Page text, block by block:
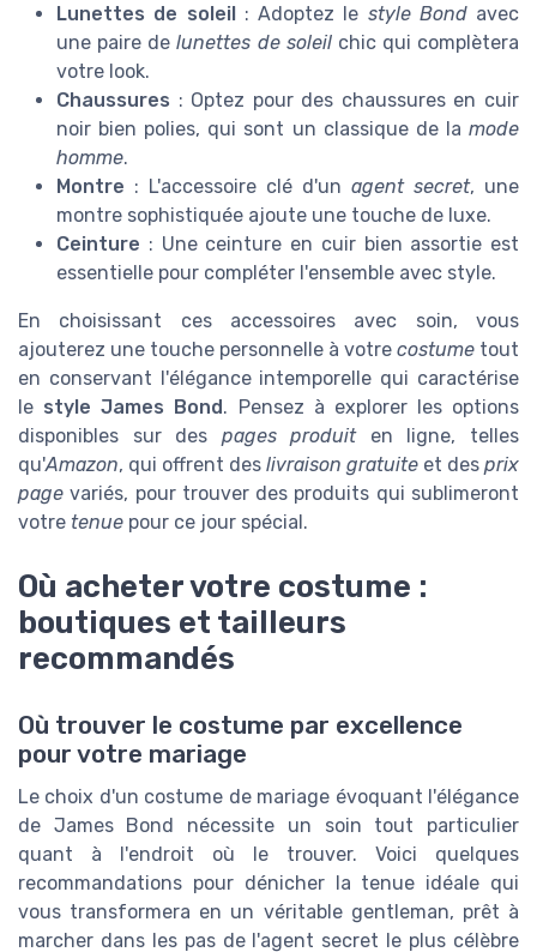
Lunettes de soleil: Adoptez le style Bondavec
une paire delunettes de soleilchic qui complètera
votre look.
Chaussures : Optez pour des chaussures en cuir
noir bien polies, qui sont un classique de la mode
homme.
Montre : L'accessoire clé d'un agent secret, une
montre sophistiquée ajoute une touche de luxe.
Ceinture : Une ceinture en cuir bien assortie est
essentielle pour compléter l'ensemble avec style.
En choisissant ces accessoires avec soin, vous
ajouterez une touche personnelle à votre costume tout
en conservant l'élégance intemporelle qui caractérise
le style James Bond. Pensez à explorer les options
disponibles sur des pages produiten ligne, telles
qu'Amazon, qui offrent des livraison gratuite et des prix
page variés, pour trouver des produits qui sublimeront
votre tenue pour ce jour spécial.
Où acheter votre costume :
boutiques et tailleurs
recommandés
Où trouver le costume par excellence
pour votre mariage
Le choix d'un costume de mariage évoquant l'élégance
de James Bond nécessite un soin tout particulier
quant à l'endroit où le trouver. Voici quelques
recommandations pour dénicher la tenue idéale qui
vous transformera en un véritable gentleman, prêt à
marcher dans les pas de l'agent secret le plus célèbre